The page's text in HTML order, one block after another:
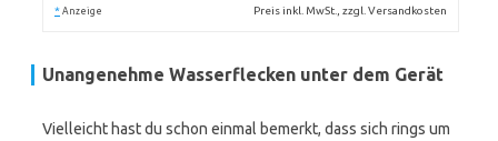
* Anzeige Preis inkl. MwSt., zzgl. Versandkosten
Unangenehme Wasserflecken unter dem Gerät
Vielleicht hast du schon einmal bemerkt, dass sich rings um